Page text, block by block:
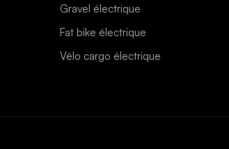
Gravel électrique
Fat bike électrique
Vélo cargo électrique